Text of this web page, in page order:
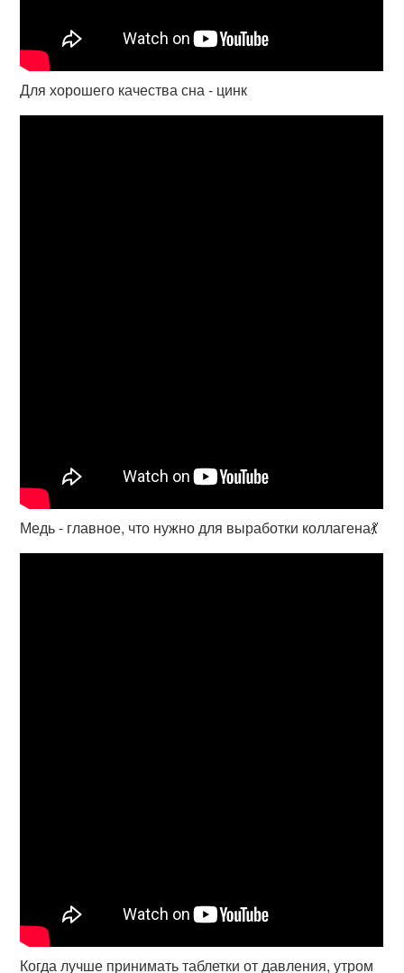
Для хорошего качества сна - цинк
Медь - главное, что нужно для выработки коллагена💃
Когда лучше принимать таблетки от давления, утром